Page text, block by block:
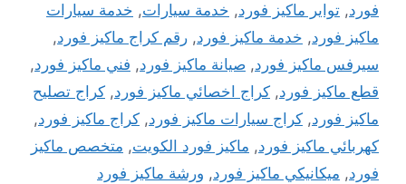
فورد, تواير ماكيز فورد, خدمة سيارات, خدمة سيارات
ماكيز فورد, خدمة ماكيز فورد, رقم كراج ماكيز فورد,
سيرفس ماكيز فورد, صيانة ماكيز فورد, فني ماكيز فورد,
قطع ماكيز فورد, كراج اخصائي ماكيز فورد, كراج تصليح
ماكيز فورد, كراج سيارات ماكيز فورد, كراج ماكيز فورد,
كهربائي ماكيز فورد, ماكيز فورد الكويت, متخصص ماكيز
فورد, ميكانيكي ماكيز فورد, ورشة ماكيز فورد